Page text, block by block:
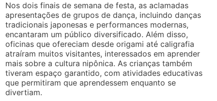
Nos dois finais de semana de festa, as aclamadas
apresentações de grupos de dança, incluindo danças
tradicionais japonesas e performances modernas,
encantaram um público diversificado. Além disso,
oficinas que ofereciam desde origami até caligrafia
atraíram muitos visitantes, interessados em aprender
mais sobre a cultura nipônica. As crianças também
tiveram espaço garantido, com atividades educativas
que permitiram que aprendessem enquanto se
divertiam.